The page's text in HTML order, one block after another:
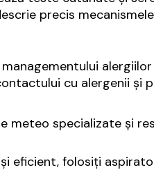
precis
cu alergenii și
meteo specializate și
eficient, folosiți